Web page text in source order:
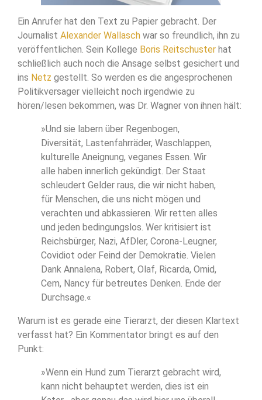
Ein Anrufer hat den Text zu Papier gebracht. Der
Journalist Alexander Wallasch war so freundlich, ihn zu
veröffentlichen. Sein Kollege Boris Reitschuster hat
schließlich auch noch die Ansage selbst gesichert und
ins Netz gestellt. So werden es die angesprochenen
Politikversager vielleicht noch irgendwie zu
hören/lesen bekommen, was Dr. Wagner von ihnen hält:
»Und sie labern über Regenbogen,
Diversität, Lastenfahrräder, Waschlappen,
kulturelle Aneignung, veganes Essen. Wir
alle haben innerlich gekündigt. Der Staat
schleudert Gelder raus, die wir nicht haben,
für Menschen, die uns nicht mögen und
verachten und abkassieren. Wir retten alles
und jeden bedingungslos. Wer kritisiert ist
Reichsbürger, Nazi, AfDler, Corona-Leugner,
Covidiot oder Feind der Demokratie. Vielen
Dank Annalena, Robert, Olaf, Ricarda, Omid,
Cem, Nancy für betreutes Denken. Ende der
Durchsage.«
Warum ist es gerade eine Tierarzt, der diesen Klartext
verfasst hat? Ein Kommentator bringt es auf den
Punkt:
»Wenn ein Hund zum Tierarzt gebracht wird,
kann nicht behauptet werden, dies ist ein